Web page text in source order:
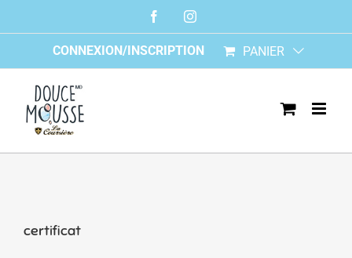
FacebookInstagram
CONNEXION/INSCRIPTION PANIER
certificat